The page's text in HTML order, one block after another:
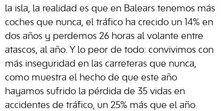
la isla, la realidad es que en Balears tenemos más
coches que nunca, el tráfico ha crecido un 14% en
dos años y perdemos 26 horas al volante entre
atascos, al año. Y lo peor de todo: convivimos con
más inseguridad en las carreteras que nunca,
como muestra el hecho de que este año
hayamos sufrido la pérdida de 35 vidas en
accidentes de tráfico, un 25% más que el año